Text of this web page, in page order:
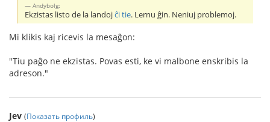
Andybolg:
Ekzistas listo de la landojĉi tie. Lernu ĝin. Neniuj problemoj.
Mi klikis kaj ricevis la mesaĝon:
"Tiu paĝo ne ekzistas. Povas esti, ke vi malbone enskribis la
adreson."
Jev (Показать профиль)